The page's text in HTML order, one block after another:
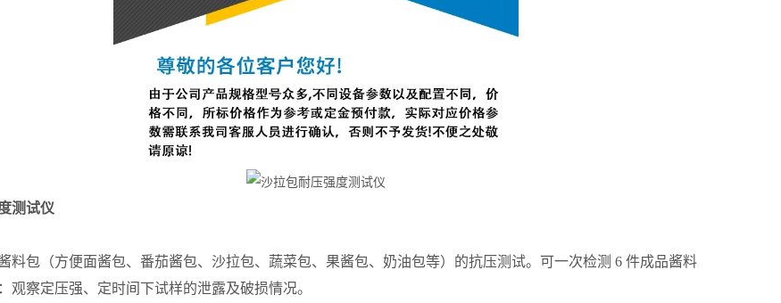
测试仪
料包（方便面酱包、番茄酱包、沙拉包、蔬菜包、果酱包、奶油包等）的抗压测试。可一次检测 6 件成品酱料
观察定压强、定时间下试样的泄露及破损情况。